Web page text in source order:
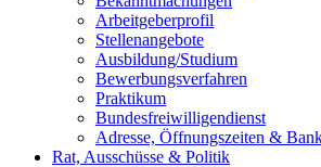
Arbeitgeberprofil
Stellenangebote
Ausbildung/Studium
Bewerbungsverfahren
Praktikum
Bundesfreiwilligendienst
Adresse, Öffnungszeiten &
Rat, Ausschüsse & Politik